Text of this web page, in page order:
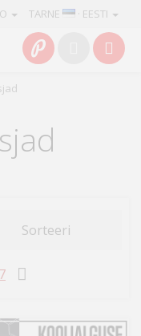
TARNE · EESTI
Sorteeri
7